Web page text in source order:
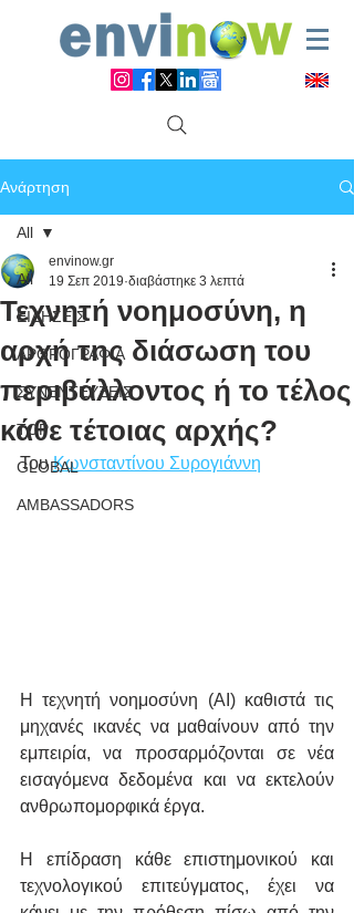
Ανάρτηση
All
ΕΙΔΗΣΕΙΣ
ΑΡΘΡΟΓΡΑΦΙΑ
ΣΥΝΕΝΤΕΥΞΕΙΣ
TOP
GLOBAL
AMBASSADORS
All
Τεχνητή νοημοσύνη, η
αρχή της διάσωση του
περιβάλλοντος ή το τέλος
κάθε τέτοιας αρχής?
envinow.gr
19 Σεπ 2019 διαβάστηκε 3 λεπτά
Του Κωνσταντίνου Συρογιάννη
Η τεχνητή νοημοσύνη (ΑΙ) καθιστά τις
μηχανές ικανές να μαθαίνουν από την
εμπειρία, να προσαρμόζονται σε νέα
εισαγόμενα δεδομένα και να εκτελούν
ανθρωπομορφικά έργα.
Η επίδραση κάθε επιστημονικού και
τεχνολογικού επιτεύγματος, έχει να